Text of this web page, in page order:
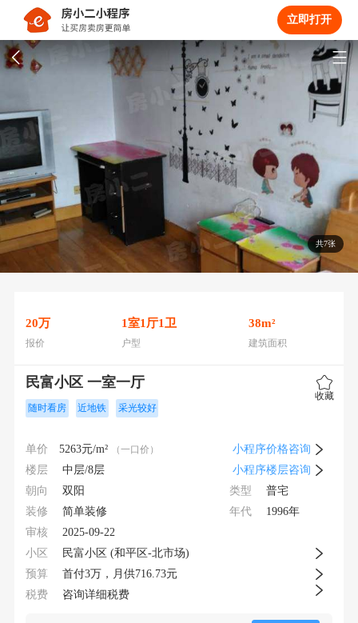
立即打开
共7张
20万
报价
1室1 厅1 卫
户型
38m²
建筑面积
民富小区 一室一厅
收藏
随时看房
近地铁 采光较好
单价 5263元/m² （一口价） 小程序价格咨询
楼层 中层/8层 小程序楼层咨询
朝向 双阳 类型 普宅
装修 简单装修 年代 1996年
审核 2025-09-22
小区 民富小区 (和平区-北市场)
预算 首付3万，月供716.73元
税费 咨询详细税费